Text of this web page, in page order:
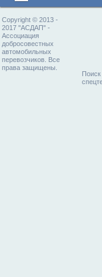
Copyright © 2013 -
2017 "АСДАП" -
Ассоциация
добросовестных
автомобильных
перевозчиков. Все
права защищены.
Поиск